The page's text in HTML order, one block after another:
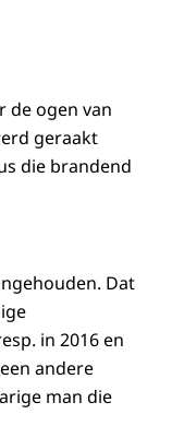
de ogen van
geraakt
die brandend
Dat
in 2016 en
andere
man die